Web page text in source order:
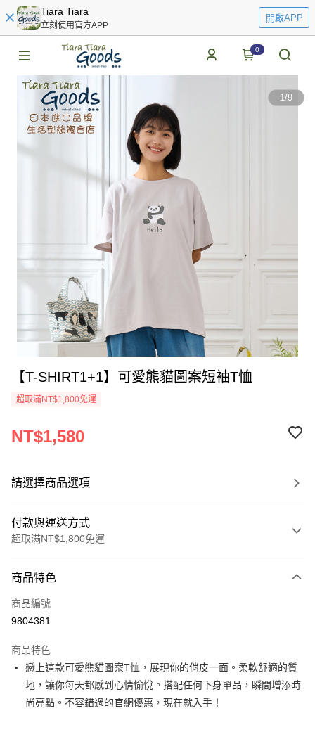
Tiara Tiara
立刻使用官方APP
開啟APP
0
1/9
【T-SHIRT1+1】可愛熊貓圖案短袖T恤
超取滿NT$1,800免運
NT$1,580
請選擇商品選項
付款與運送方式
超取滿NT$1,800免運
信用卡一次付款
超商取貨付款
Apple Pay
街口支付
商品特色
商品編號
9804381
商品特色
戀上這款可愛熊貓圖案T恤，展現你的俏皮一面。柔軟舒適的質
地，讓你每天都感到心情愉悅。搭配任何下身單品，瞬間增添時
尚亮點。不容錯過的官網優惠，現在就入手！